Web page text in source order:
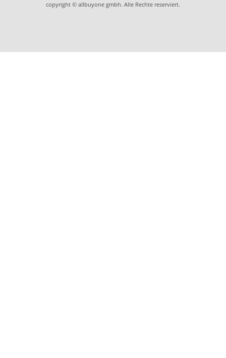
copyright © allbuyone gmbh. Alle Rechte reserviert.